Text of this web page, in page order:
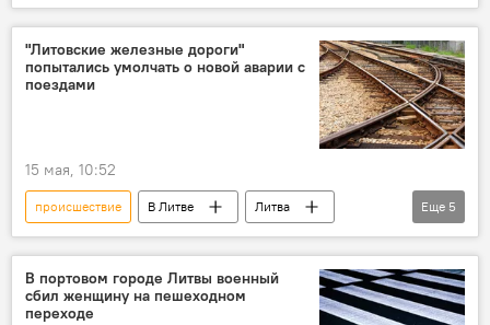
Скандал в Литве из-за метеозондов из Белоруссии
метеозонд
полиция
полиция Литвы
Служба охраны государственной границы (СОГГ)
Происшествия
контрабанда
"Литовские железные дороги"
попытались умолчать о новой аварии с
поездами
15 мая, 10:52
происшествие В Литве
Литва
железная дорога
железные дороги
"Литовские железные дороги"
Происшествия
Еще 5
В портовом городе Литвы военный
сбил женщину на пешеходном
переходе